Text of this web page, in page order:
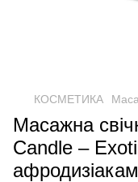
КОСМЕТИКА
Масажна
Candle –